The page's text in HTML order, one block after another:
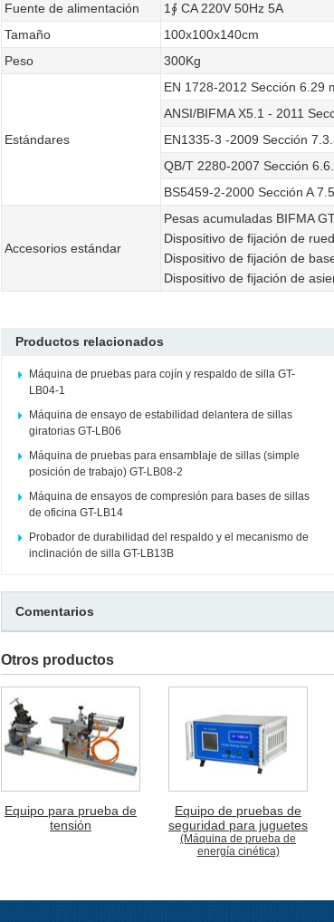
Fuente de alimentación
1∮ CA 220V 50Hz 5A
Tamaño
100x100x140cm
Peso
300Kg
Estándares
EN 1728-2012 Sección 6.29
ANSI/BIFMA X5.1 - 2011
EN1335-3 -2009 Sección
QB/T 2280-2007 Sección
BS5459-2-2000 Sección A 7.5
Accesorios estándar
Pesas acumuladas BIFMA
Dispositivo de fijación de
Dispositivo de fijación de
Dispositivo de fijación de
Productos relacionados
Máquina de pruebas para cojín y respaldo de silla GT-
LB04-1
Máquina de ensayo de estabilidad delantera de sillas
giratorias GT-LB06
Máquina de pruebas para ensamblaje de sillas (simple
posición de trabajo) GT-LB08-2
Máquina de ensayos de compresión para bases de sillas
de oficina GT-LB14
Probador de durabilidad del respaldo y el mecanismo de
inclinación de silla GT-LB13B
Comentarios
Otros productos
Equipo para prueba de
tensión
Equipo de pruebas de
seguridad para juguetes
(Máquina de prueba de
energía cinética)